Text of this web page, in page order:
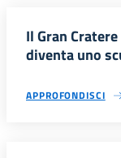
Il Gran
diventa uno
APPROFONDISCI